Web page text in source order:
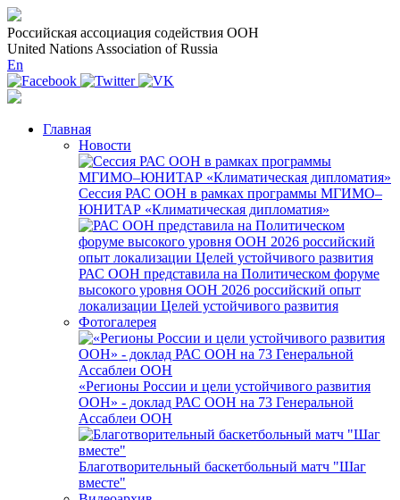
Российская ассоциация содействия ООН
United Nations Association of Russia
En
Главная
Новости
Сессия РАС ООН в рамках программы МГИМО–
ЮНИТАР «Климатическая дипломатия»
РАС ООН представила на Политическом форуме
высокого уровня ООН 2026 российский опыт
локализации Целей устойчивого развития
Фотогалерея
«Регионы России и цели устойчивого развития
ООН» - доклад РАС ООН на 73 Генеральной
Ассаблеи ООН
Благотворительный баскетбольный матч "Шаг
вместе"